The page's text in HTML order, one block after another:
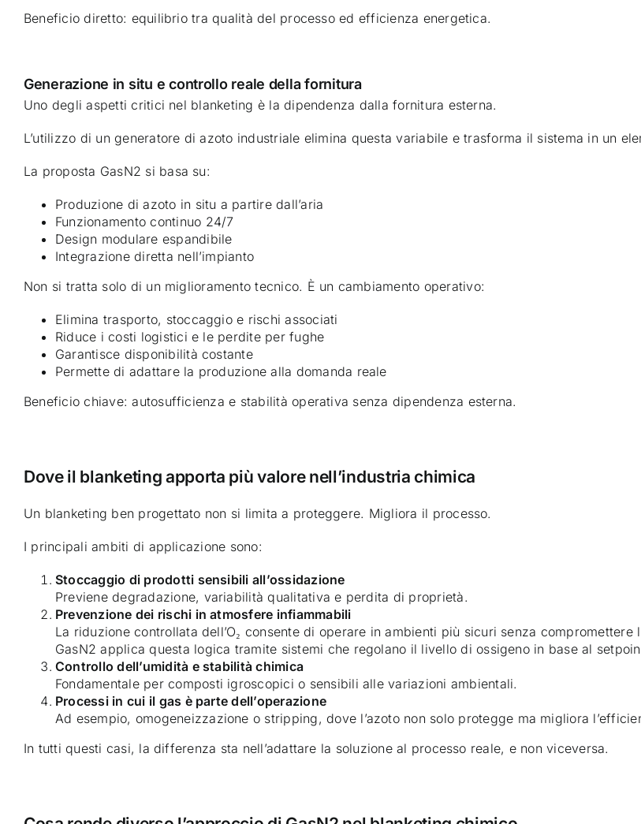
Beneficio diretto: equilibrio tra qualità del processo ed efficienza energetica.
Generazione in situ e controllo reale della fornitura
Uno degli aspetti critici nel blanketing è la dipendenza dalla fornitura esterna.
L’utilizzo di un generatore di azoto industriale elimina questa variabile e trasforma il sistema in un
La proposta GasN2 si basa su:
Produzione di azoto in situ a partire dall’aria
Funzionamento continuo 24/7
Design modulare espandibile
Integrazione diretta nell’impianto
Non si tratta solo di un miglioramento tecnico. È un cambiamento operativo:
Elimina trasporto, stoccaggio e rischi associati
Riduce i costi logistici e le perdite per fughe
Garantisce disponibilità costante
Permette di adattare la produzione alla domanda reale
Beneficio chiave: autosufficienza e stabilità operativa senza dipendenza esterna.
Dove il blanketing apporta più valore nell’industria chimica
Un blanketing ben progettato non si limita a proteggere. Migliora il processo.
I principali ambiti di applicazione sono:
Stoccaggio di prodotti sensibili all’ossidazione
Previene degradazione, variabilità qualitativa e perdita di proprietà.
Prevenzione dei rischi in atmosfere infiammabili
La riduzione controllata dell’O₂ consente di operare in ambienti più sicuri senza compromettere
GasN2 applica questa logica tramite sistemi che regolano il livello di ossigeno in base al
Controllo dell’umidità e stabilità chimica
Fondamentale per composti igroscopici o sensibili alle variazioni ambientali.
Processi in cui il gas è parte dell’operazione
Ad esempio, omogeneizzazione o stripping, dove l’azoto non solo protegge ma migliora
In tutti questi casi, la differenza sta nell’adattare la soluzione al processo reale, e non viceversa.